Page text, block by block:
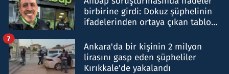
birbirine girdi: Dokuz şüphelinin
ifadelerinden ortaya çıkan tablo
Ankara'da bir kişinin 2 milyon
lirasını gasp eden şüpheliler
Kırıkkale'de yakalandı
7